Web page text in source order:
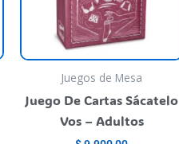
may
chosen
Juegos de Mesa
Juego De Cartas Sácatelo
Vos – Adultos